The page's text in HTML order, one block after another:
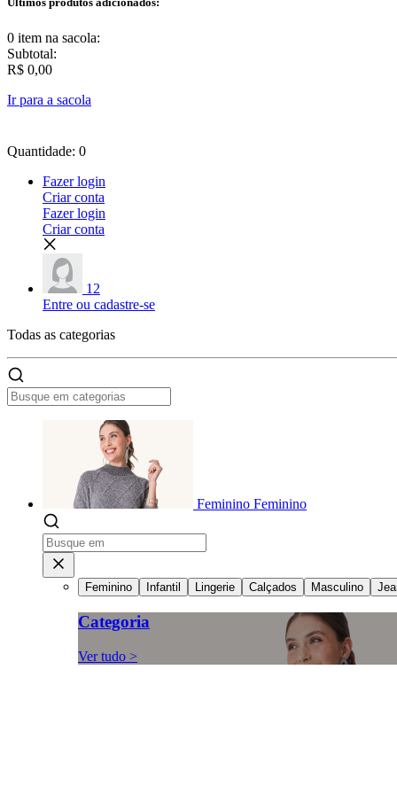
0 item na sacola:
Subtotal:
R$ 0,00
Ir para a sacola
Quantidade: 0
Fazer login
Criar conta
Fazer login
Criar conta
12
Entre ou cadastre-se
Todas as categorias
Feminino Feminino
Feminino Infantil Lingerie Calçados Masculino
Categoria
Ver tudo >